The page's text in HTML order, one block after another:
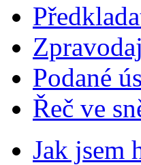
Podané
Řeč ve
Jak jsem